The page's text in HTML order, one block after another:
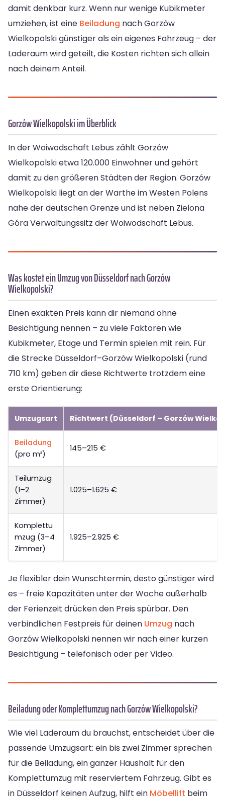
damit denkbar kurz. Wenn nur wenige Kubikmeter
umziehen, ist eine Beiladung nach Gorzów
Wielkopolski günstiger als ein eigenes Fahrzeug – der
Laderaum wird geteilt, die Kosten richten sich allein
nach deinem Anteil.
Gorzów Wielkopolski im Überblick
In der Woiwodschaft Lebus zählt Gorzów
Wielkopolski etwa 120.000 Einwohner und gehört
damit zu den größeren Städten der Region. Gorzów
Wielkopolski liegt an der Warthe im Westen Polens
nahe der deutschen Grenze und ist neben Zielona
Góra Verwaltungssitz der Woiwodschaft Lebus.
Was kostet ein Umzug von Düsseldorf nach Gorzów
Wielkopolski?
Einen exakten Preis kann dir niemand ohne
Besichtigung nennen – zu viele Faktoren wie
Kubikmeter, Etage und Termin spielen mit rein. Für
die Strecke Düsseldorf–Gorzów Wielkopolski (rund
710 km) geben dir diese Richtwerte trotzdem eine
erste Orientierung:
Umzugsart Richtwert (Düsseldorf – Gorzów
Beiladung
(pro m³)
145–215 €
Teilumzug
(1–2
Zimmer)
1.025–1.625 €
Komplettu
mzug (3–4
Zimmer)
1.925–2.925 €
Je flexibler dein Wunschtermin, desto günstiger wird
es – freie Kapazitäten unter der Woche außerhalb
der Ferienzeit drücken den Preis spürbar. Den
verbindlichen Festpreis für deinen Umzug nach
Gorzów Wielkopolski nennen wir nach einer kurzen
Besichtigung – telefonisch oder per Video.
Beiladung oder Komplettumzug nach Gorzów Wielkopolski?
Wie viel Laderaum du brauchst, entscheidet über die
passende Umzugsart: ein bis zwei Zimmer sprechen
für die Beiladung, ein ganzer Haushalt für den
Komplettumzug mit reserviertem Fahrzeug. Gibt es
in Düsseldorf keinen Aufzug, hilft ein Möbellift beim